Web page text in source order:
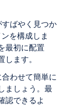
ばやく見つか
を構成しま
最初に配置
ます。
わせて簡単に
ましょう。最
認できるよ